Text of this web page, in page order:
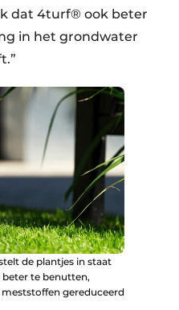
dat 4turf® ook beter
in het grondwater
de plantjes in staat
te benutten,
gereduceerd